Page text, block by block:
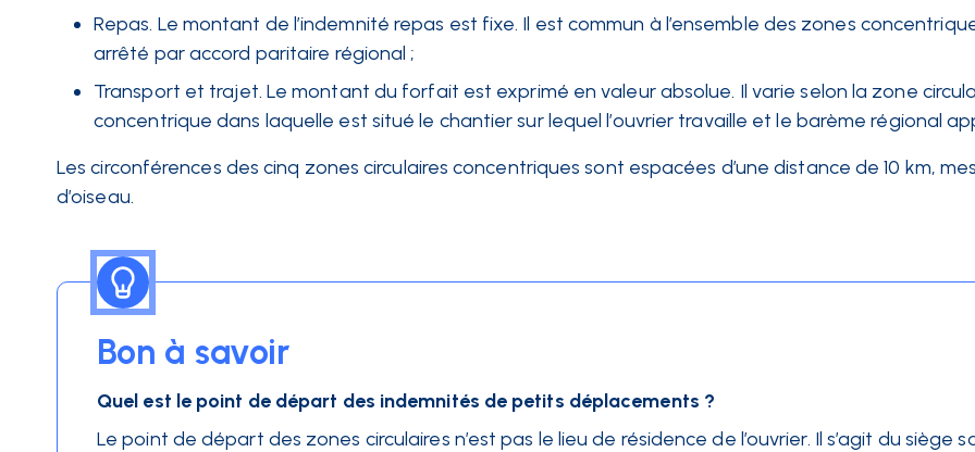
Repas. Le montant de l’indemnité repas est fixe. Il est commun à l’ensemble des zones
arrêté par accord paritaire régional ;
Transport et trajet. Le montant du forfait est exprimé en valeur absolue. Il varie selon la zone
concentrique dans laquelle est situé le chantier sur lequel l’ouvrier travaille et le barème régional
Les circonférences des cinq zones circulaires concentriques sont espacées d’une distance de 10 km,
d’oiseau.
Bon à savoir
Quel est le point de départ des indemnités de petits déplacements ?
Le point de départ des zones circulaires n’est pas le lieu de résidence de l’ouvrier. Il s’agit du siège